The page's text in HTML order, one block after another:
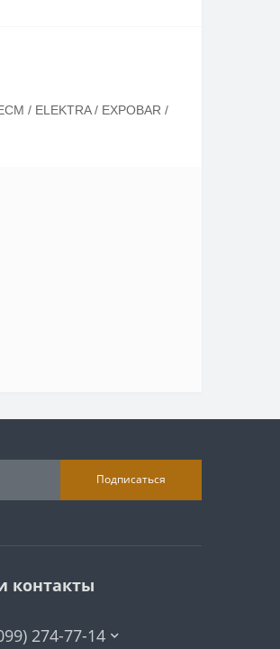
/ ELEKTRA / EXPOBAR /
Подписаться
контакты
274-77-14